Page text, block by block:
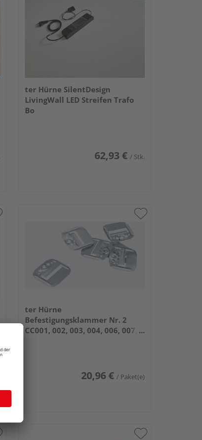
ter Hürne SilentDesign
LivingWall LED Streifen Trafo
Bo
62,93 € / Stk.
ter Hürne
Befestigungsklammer Nr. 2
CC001, 002, 003, 004, 006, 007,
20,96 € / Paket(e)